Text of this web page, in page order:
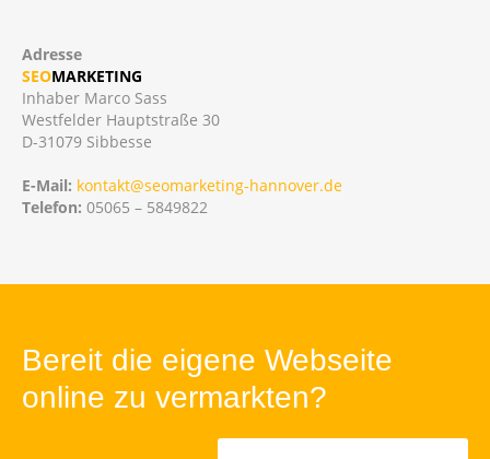
Adresse
SEOMARKETING
Inhaber Marco Sass
Westfelder Hauptstraße 30
D-31079 Sibbesse
E-Mail: kontakt@seomarketing-hannover.de
Telefon: 05065 – 5849822
Bereit die eigene Webseite
online zu vermarkten?